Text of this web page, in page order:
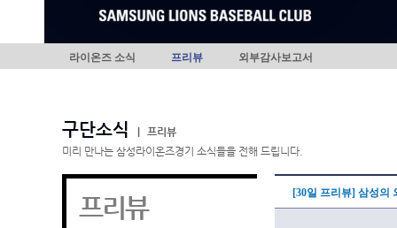
라이온즈 소식 프리뷰 외부감사보고서
구단소식
프리뷰
미리 만나는 삼성라이온즈경기 소식들을 전해 드립니다.
프리뷰 [30일 프리뷰] 삼성의